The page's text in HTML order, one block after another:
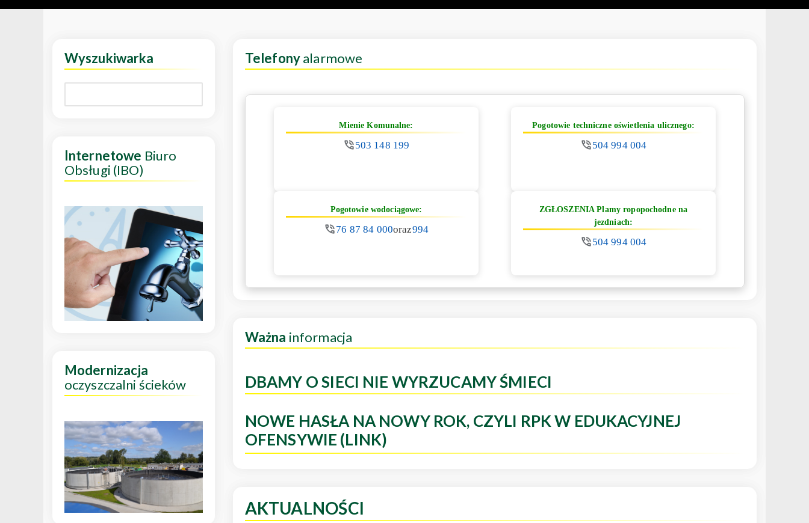
Telefonyalarmowe
Mienie Komunalne:
503 148 199
Pogotowie techniczne oświetlenia ulicznego:
504 994 004
Pogotowie wodociągowe:
76 87 84 000oraz994
ZGŁOSZENIA Plamy ropopochodne na
jezdniach:
504 994 004
Ważna informacja
DBAMY O SIECI NIE WYRZUCAMY ŚMIECI
NOWE HASŁA NA NOWY ROK, CZYLI RPK W EDUKACYJNEJ
OFENSYWIE (LINK)
AKTUALNOŚCI
Wyszukiwarka
Internetowe Biuro
Obsługi (IBO)
Modernizacja
oczyszczalni ścieków